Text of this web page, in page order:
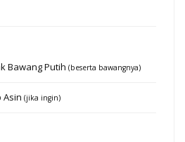
Bawang Putih (beserta bawangnya)
Asin (jika ingin)